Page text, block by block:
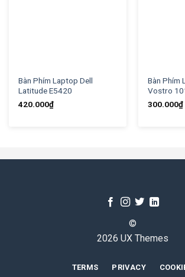
Bàn Phím Laptop Dell
Latitude E5420
420.000₫
Bàn Phím
Vostro
300.000₫
©
2026 UX Themes
TERMS PRIVACY